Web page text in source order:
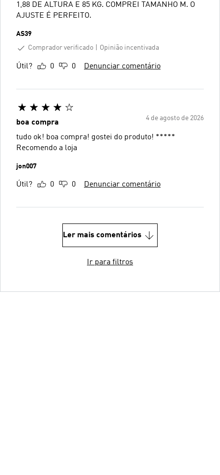
1,88 DE ALTURA E 85 KG. COMPREI TAMANHO M. O
AJUSTE É PERFEITO.
AS39
Comprador verificado
Opinião incentivada
Útil? 0 0 Denunciar comentário
4 de agosto de 2026
boa compra
tudo ok! boa compra! gostei do produto! *****
Recomendo a loja
jon007
Útil? 0 0 Denunciar comentário
Ler mais comentários
Ir para filtros